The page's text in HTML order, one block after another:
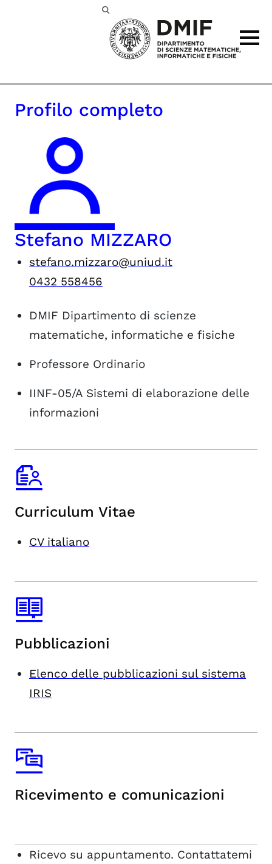
Passa al contenuto principale
Profilo completo
Stefano MIZZARO
stefano.mizzaro@uniud.it
0432 558456
DMIF Dipartimento di scienze
matematiche, informatiche e fisiche
Professore Ordinario
IINF-05/A Sistemi di elaborazione delle
informazioni
Curriculum Vitae
CV italiano
Pubblicazioni
Elenco delle pubblicazioni sul sistema
IRIS
Ricevimento e comunicazioni
Ricevo su appuntamento. Contattatemi